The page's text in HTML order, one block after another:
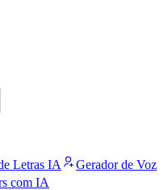
Letras IA
Gerador de Voz
com IA